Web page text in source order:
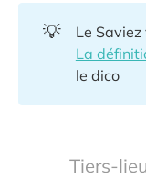
💡
Le Saviez
La
le dico
Tiers-